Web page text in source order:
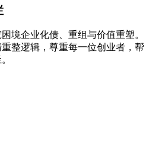
境企业化债、重组与价值重塑。
整逻辑，尊重每一位创业者，帮